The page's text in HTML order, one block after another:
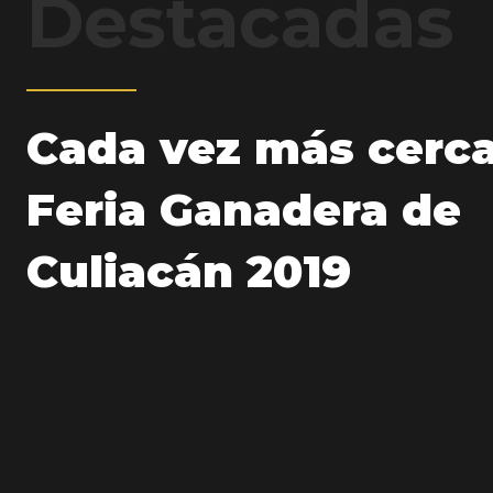
Cada vez más
Feria Ganadera de
Culiacán 2019